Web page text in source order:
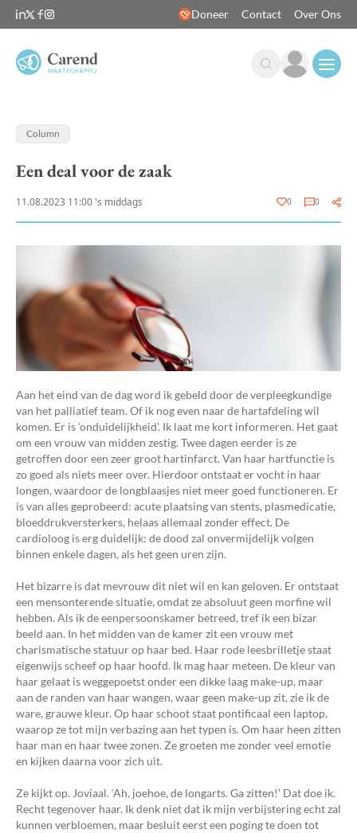
Doneer Contact Over Ons
Column
Een deal voor de zaak
11.08.2023 11:00 's middags 0 0
Aan het eind van de dag word ik gebeld door de verpleegkundige
van het palliatief team. Of ik nog even naar de hartafdeling wil
komen. Er is ‘onduidelijkheid’. Ik laat me kort informeren. Het gaat
om een vrouw van midden zestig. Twee dagen eerder is ze
getroffen door een zeer groot hartinfarct. Van haar hartfunctie is
zo goed als niets meer over. Hierdoor ontstaat er vocht in haar
longen, waardoor de longblaasjes niet meer goed functioneren. Er
is van alles geprobeerd: acute plaatsing van stents, plasmedicatie,
bloeddrukversterkers, helaas allemaal zonder effect. De
cardioloog is erg duidelijk: de dood zal onvermijdelijk volgen
binnen enkele dagen, als het geen uren zijn.
Het bizarre is dat mevrouw dit niet wil en kan geloven. Er ontstaat
een mensonterende situatie, omdat ze absoluut geen morfine wil
hebben. Als ik de eenpersoonskamer betreed, tref ik een bizar
beeld aan. In het midden van de kamer zit een vrouw met
charismatische statuur op haar bed. Haar rode leesbrilletje staat
eigenwijs scheef op haar hoofd. Ik mag haar meteen. De kleur van
haar gelaat is weggepoetst onder een dikke laag make-up, maar
aan de randen van haar wangen, waar geen make-up zit, zie ik de
ware, grauwe kleur. Op haar schoot staat pontificaal een laptop,
waarop ze tot mijn verbazing aan het typen is. Om haar heen zitten
haar man en haar twee zonen. Ze groeten me zonder veel emotie
en kijken daarna voor zich uit.
Ze kijkt op. Joviaal. ‘Ah, joehoe, de longarts. Ga zitten!’ Dat doe ik.
Recht tegenover haar. Ik denk niet dat ik mijn verbijstering echt zal
kunnen verbloemen, maar besluit eerst een poging te doen tot